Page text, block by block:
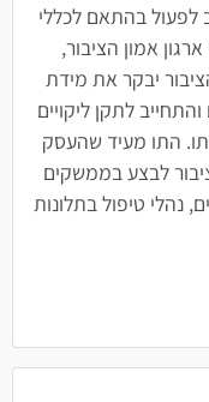
לפעול בהתאם לכללי
אמון הציבור,
יבקר את מידת
לתקן ליקויים
התו מעיד שהעסק
לבצע בממשקים
נהלי טיפול בתלונות